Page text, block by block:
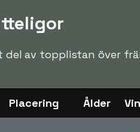
av topplistan över
Placering Ålder